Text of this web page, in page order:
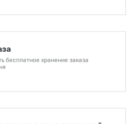
бесплатное хранение заказа